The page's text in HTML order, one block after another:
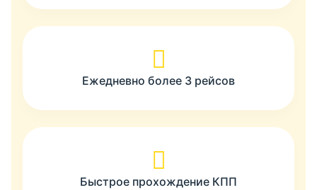
Ежедневно более 3 рейсов
Быстрое прохождение КПП